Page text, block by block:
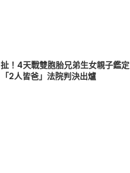
扯！4天戰雙胞胎兄弟生女親子鑑定
「2人皆爸」法院判決出爐